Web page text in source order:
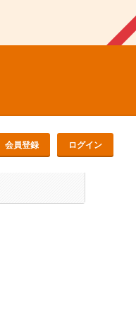
会員登録 ログイン